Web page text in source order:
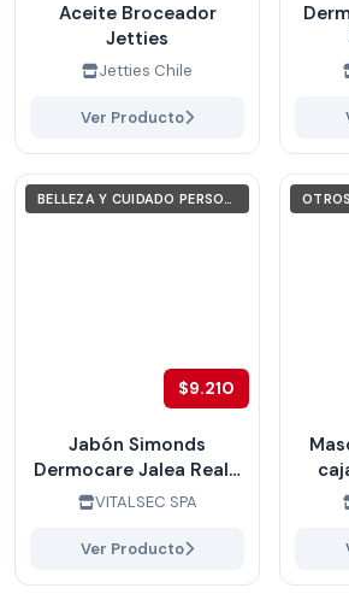
Aceite Broceador
Jetties
Jetties Chile
Ver Producto
BELLEZA Y CUIDADO PERSONAL
$9.210
Jabón Simonds
Dermocare Jalea Real 1
Litro caja x 6 unidades
VITALSEC SPA
Ver Producto
OTROS